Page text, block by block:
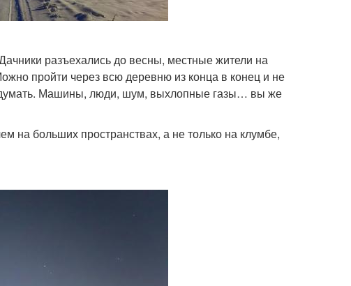
разъехались до весны, местные жители на
пройти через всю деревню из конца в конец и не
думать. Машины, люди, шум, выхлопные газы… вы же
на больших пространствах, а не только на клумбе,